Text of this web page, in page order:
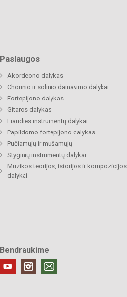
Paslaugos
Akordeono dalykas
Chorinio ir solinio dainavimo dalykai
Fortepijono dalykas
Gitaros dalykas
Liaudies instrumentų dalykai
Papildomo fortepijono dalykas
Pučiamųjų ir mušamųjų
Styginių instrumentų dalykai
Muzikos teorijos, istorijos ir kompozicijos
dalykai
Bendraukime